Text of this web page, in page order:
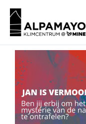
naar
inhoud